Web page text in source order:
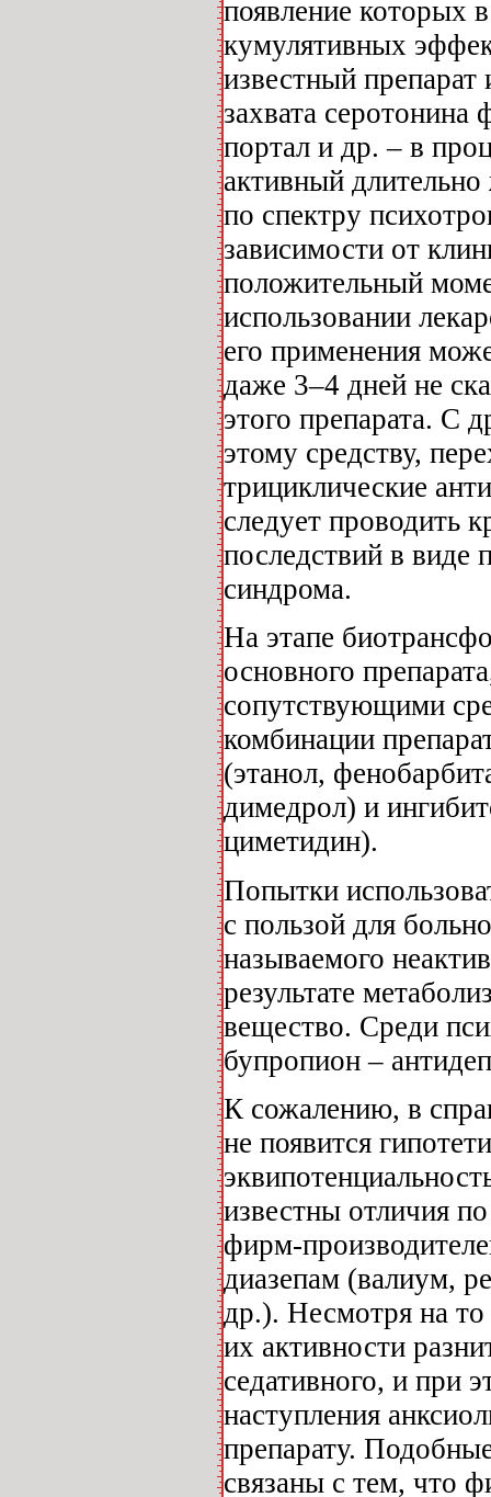
появление которых
кумулятивных
известный
захвата
портал и др. – в
активный
по спектру
зависимости от
положительный
использовании
его применения
даже 3–4 дней не
этого препарата. С
этому средству,
трициклические
следует проводить
последствий в виде
синдрома.
На этапе
основного
сопутствующими
комбинации
(этанол,
димедрол) и
циметидин).
Попытки
с пользой для
называемого
результате
вещество. Среди
бупропион –
К сожалению, в
не появится
известны отличия
фирм-
диазепам (валиум,
др.). Несмотря на то
их активности
седативного, и при
наступления
препарату.
связаны с тем, что